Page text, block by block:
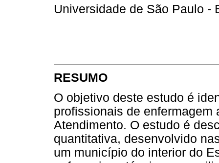
Universidade de São Paulo -
RESUMO
O objetivo deste estudo é
profissionais de enfermagem
Atendimento. O estudo é
quantitativa, desenvolvido
um município do interior do